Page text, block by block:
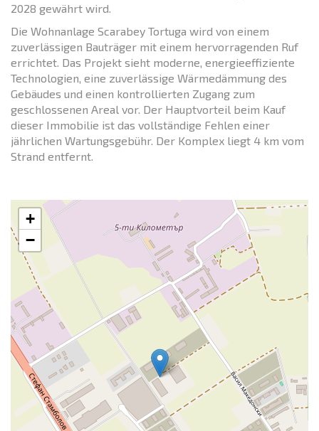
2028 gewährt wird.
Die Wohnanlage Scarabey Tortuga wird von einem
zuverlässigen Bauträger mit einem hervorragenden Ruf
errichtet. Das Projekt sieht moderne, energieeffiziente
Technologien, eine zuverlässige Wärmedämmung des
Gebäudes und einen kontrollierten Zugang zum
geschlossenen Areal vor. Der Hauptvorteil beim Kauf
dieser Immobilie ist das vollständige Fehlen einer
jährlichen Wartungsgebühr. Der Komplex liegt 4 km vom
Strand entfernt.
+
−